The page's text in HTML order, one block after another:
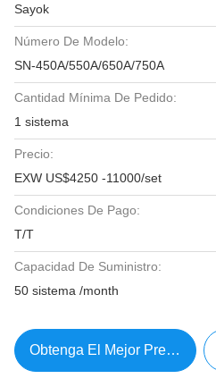
Sayok
Número De Modelo:
SN-450A/550A/650A/750A
Cantidad Mínima De Pedido:
1 sistema
Precio:
EXW US$4250 -11000/set
Condiciones De Pago:
T/T
Capacidad De Suministro:
50 sistema /month
Obtenga El Mejor Precio